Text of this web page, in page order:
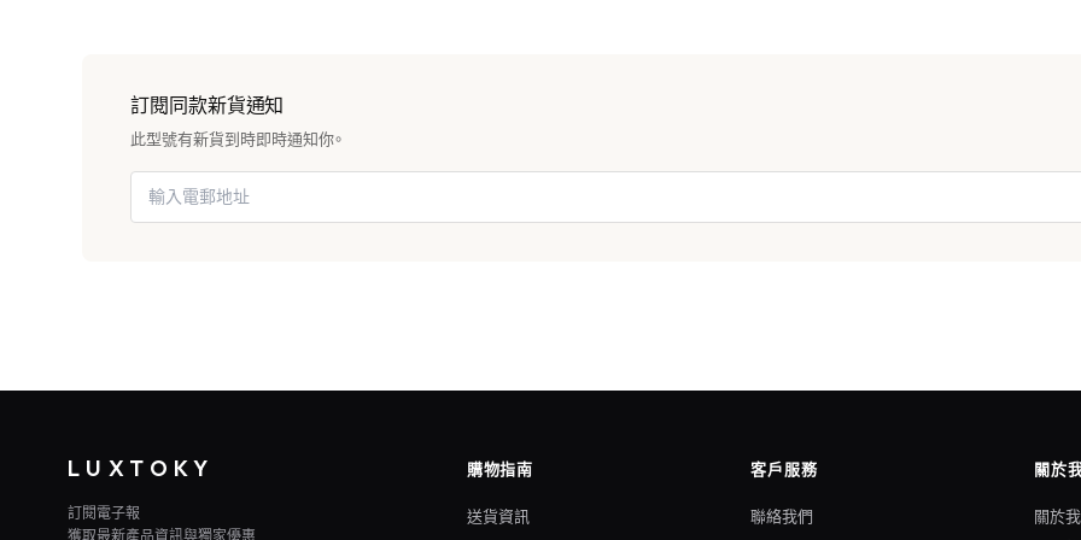
訂閱同款新貨通知
此型號有新貨到時即時通知你。
LUXTOKY
訂閱電子報
獲取最新產品資訊與獨家優惠
購物指南
送貨資訊
客戶服務
聯絡我們
關於
關於